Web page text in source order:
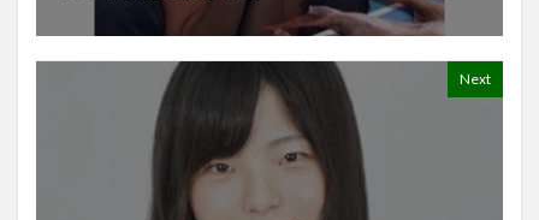
Next